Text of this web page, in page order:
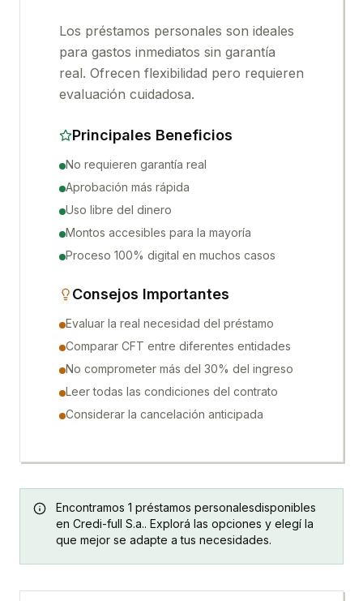
Los préstamos personales son ideales
para gastos inmediatos sin garantía
real. Ofrecen flexibilidad pero requieren
evaluación cuidadosa.
Principales Beneficios
No requieren garantía real
Aprobación más rápida
Uso libre del dinero
Montos accesibles para la mayoría
Proceso 100% digital en muchos casos
Consejos Importantes
Evaluar la real necesidad del préstamo
Comparar CFT entre diferentes entidades
No comprometer más del 30% del ingreso
Leer todas las condiciones del contrato
Considerar la cancelación anticipada
Encontramos 1 préstamos personalesdisponibles
en Credi-full S.a.. Explorá las opciones y elegí la
que mejor se adapte a tus necesidades.